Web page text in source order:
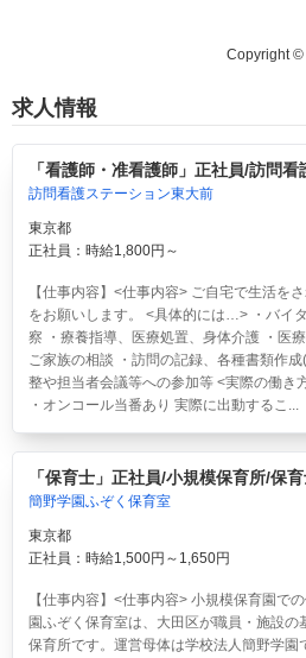
Copyright ©
求人情報
「看護師・准看護師」正社員/訪問
訪問看護ステーション東大前
東京都
正社員：時給1,800円～
【仕事内容】<仕事内容> ご自宅で生活を
をお願いします。 <具体的には…> ・バイ
察 ・療養指導、医療処置、身体介護 ・医
ご家族の相談 ・訪問の記録、各種書類作
整や担当者会議等への参加等 <実際の働き
・オンコール当番あり 実際に出動するこ...
「保育士」正社員/小規模保育所/保
簡野学園ふぞく保育室
東京都
正社員：時給1,500円～1,650円
【仕事内容】<仕事内容> 小規模保育園で
園ふぞく保育室は、大田区が職員・施設
保育所です。運営母体は学校法人簡野学園